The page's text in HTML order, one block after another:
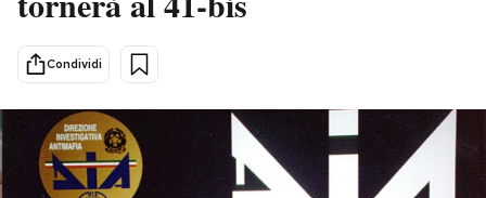
Scienza
Economia
Sport
Altrecose
Mondiali calcio 2026
Condividi